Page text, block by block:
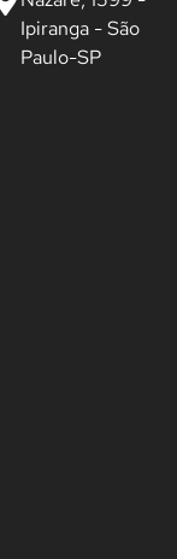
Ipiranga - São
Paulo-SP